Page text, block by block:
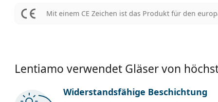
Mit einem CE Zeichen ist das Produkt für den
Lentiamo verwendet Gläser von
Widerstandsfähige Beschichtung